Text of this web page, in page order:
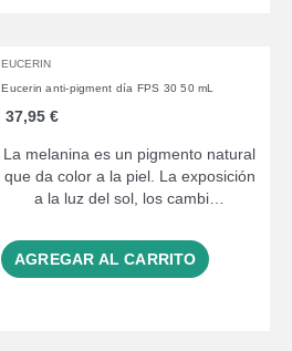
EUCERIN
Eucerin anti-pigment día FPS 30 50 mL
37,95 €
La melanina es un pigmento natural
que da color a la piel. La exposición
a la luz del sol, los cambi…
AGREGAR AL CARRITO